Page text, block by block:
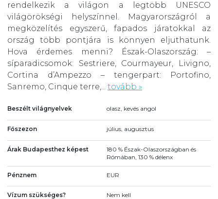
rendelkezik a világon a legtöbb UNESCO
világörökségi helyszínnel. Magyarországról a
megközelítés egyszerű, fapados járatokkal az
ország több pontjára is könnyen eljuthatunk.
Hova érdemes menni? Észak-Olaszország: –
síparadicsomok: Sestriere, Courmayeur, Livigno,
Cortina d’Ampezzo – tengerpart: Portofino,
Sanremo, Cinque terre,... tovább »
Beszélt világnyelvek olasz, kevés angol
Főszezon július, augusztus
Árak Budapesthez képest
180 % Észak-Olaszországban és
Rómában, 130 % délenx
Pénznem EUR
Vízum szükséges? Nem kell